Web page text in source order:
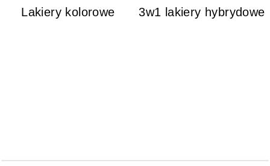
Lakiery kolorowe 3w1 lakiery hybrydowe